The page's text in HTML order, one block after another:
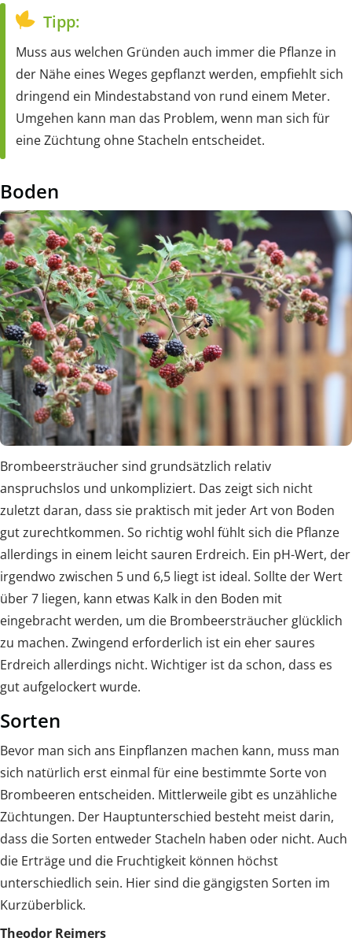
Tipp:
Muss aus welchen Gründen auch immer die Pflanze in
der Nähe eines Weges gepflanzt werden, empfiehlt sich
dringend ein Mindestabstand von rund einem Meter.
Umgehen kann man das Problem, wenn man sich für
eine Züchtung ohne Stacheln entscheidet.
Boden
Brombeersträucher sind grundsätzlich relativ
anspruchslos und unkompliziert. Das zeigt sich nicht
zuletzt daran, dass sie praktisch mit jeder Art von Boden
gut zurechtkommen. So richtig wohl fühlt sich die Pflanze
allerdings in einem leicht sauren Erdreich. Ein pH-Wert, der
irgendwo zwischen 5 und 6,5 liegt ist ideal. Sollte der Wert
über 7 liegen, kann etwas Kalk in den Boden mit
eingebracht werden, um die Brombeersträucher glücklich
zu machen. Zwingend erforderlich ist ein eher saures
Erdreich allerdings nicht. Wichtiger ist da schon, dass es
gut aufgelockert wurde.
Sorten
Bevor man sich ans Einpflanzen machen kann, muss man
sich natürlich erst einmal für eine bestimmte Sorte von
Brombeeren entscheiden. Mittlerweile gibt es unzähliche
Züchtungen. Der Hauptunterschied besteht meist darin,
dass die Sorten entweder Stacheln haben oder nicht. Auch
die Erträge und die Fruchtigkeit können höchst
unterschiedlich sein. Hier sind die gängigsten Sorten im
Kurzüberblick.
Theodor Reimers